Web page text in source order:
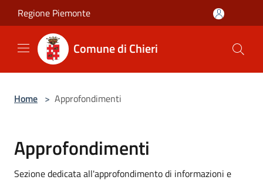
Salta al contenuto principale
Regione Piemonte
Comune di Chieri
Home > Approfondimenti
Approfondimenti
Sezione dedicata all'approfondimento di informazioni e